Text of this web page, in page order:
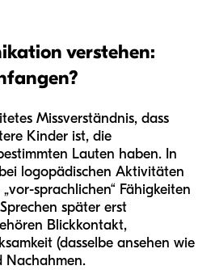
verstehen:
Missverständnis, dass
Kinder ist, die
Lauten haben. In
logopädischen Aktivitäten
sprachlichen“ Fähigkeiten
später erst
Blickkontakt,
(dasselbe ansehen wie
Nachahmen.